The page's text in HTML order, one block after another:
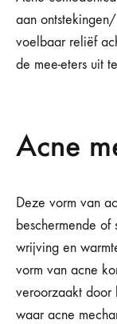
Acne
Deze vorm van
beschermende
wrijving en
vorm van acne
veroorzaakt door
waar acne
aan
voelbaar reliëf
de mee-eters uit